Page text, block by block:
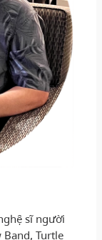
sĩ người
Band, Turtle